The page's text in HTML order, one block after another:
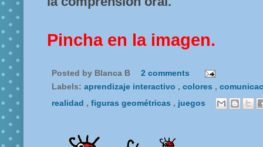
Pincha en la imagen.
Posted by Blanca B
2 comments
Labels: aprendizaje interactivo , colores ,
realidad , figuras geométricas , juegos